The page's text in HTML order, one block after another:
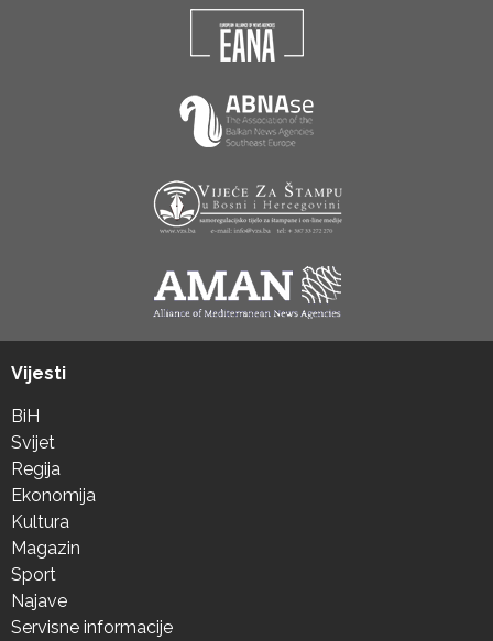
Vijesti
BiH
Svijet
Regija
Ekonomija
Kultura
Magazin
Sport
Najave
Servisne informacije